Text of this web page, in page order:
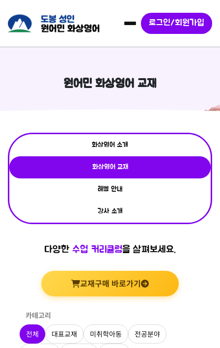
로그인/회원가입
원어민 화상영어 교재
화상영어 소개
화상영어 교재
레벨 안내
강사 소개
다양한 수업 커리큘럼을 살펴보세요.
교재구매 바로가기
카테고리
전체
대표교재 미취학아동 전공분야